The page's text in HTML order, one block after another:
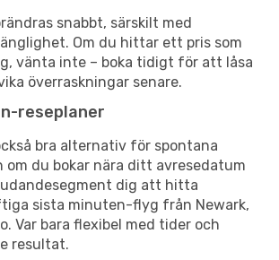
snabbt, särskilt med
Om du hittar ett pris som
vänta inte – boka tidigt för att låsa
överraskningar senare.
reseplaner
bra alternativ för spontana
om du bokar nära ditt avresedatum
dig att hitta
sista minuten-flyg från Newark,
Var bara flexibel med tider och
resultat.